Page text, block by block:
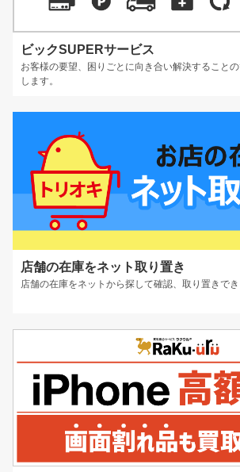
ビックSUPERサービス
お客様の要望、困りごとに向き合い解決すること
します。
店舗の在庫をネット取り置き
店舗の在庫をネットから探して確認、取り置きでき